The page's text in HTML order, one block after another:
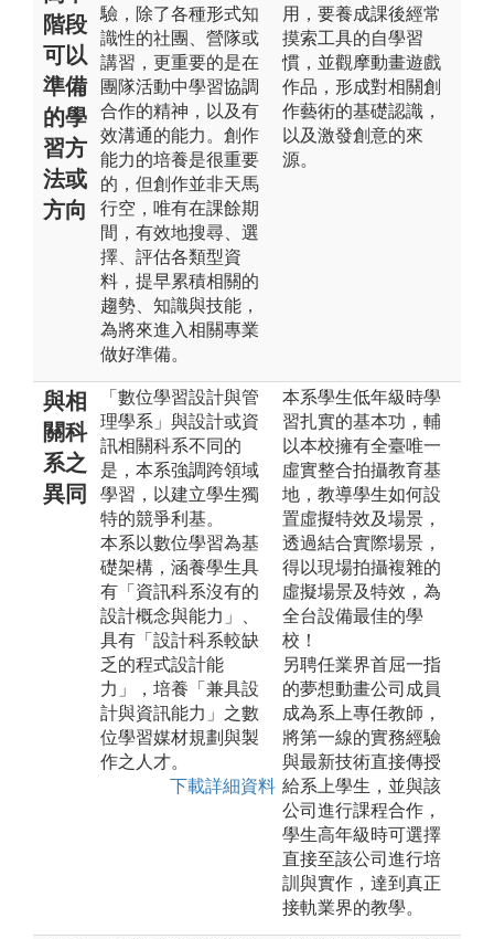
階段
可以
準備
的學
習方
法或
方向
驗，除了各種形式知
識性的社團、營隊或
講習，更重要的是在
團隊活動中學習協調
合作的精神，以及有
效溝通的能力。創作
能力的培養是很重要
的，但創作並非天馬
行空，唯有在課餘期
間，有效地搜尋、選
擇、評估各類型資
料，提早累積相關的
趨勢、知識與技能，
為將來進入相關專業
做好準備。
用，要養成課後經常
摸索工具的自學習
慣，並觀摩動畫遊戲
作品，形成對相關創
作藝術的基礎認識，
以及激發創意的來
源。
與相
關科
系之
異同
「數位學習設計與管
理學系」與設計或資
訊相關科系不同的
是，本系強調跨領域
學習，以建立學生獨
特的競爭利基。
本系以數位學習為基
礎架構，涵養學生具
有「資訊科系沒有的
設計概念與能力」、
具有「設計科系較缺
乏的程式設計能
力」，培養「兼具設
計與資訊能力」之數
位學習媒材規劃與製
作之人才。
下載詳細資料
本系學生低年級時學
習扎實的基本功，輔
以本校擁有全臺唯一
虛實整合拍攝教育基
地，教導學生如何設
置虛擬特效及場景，
透過結合實際場景，
得以現場拍攝複雜的
虛擬場景及特效，為
全台設備最佳的學
校！
另聘任業界首屈一指
的夢想動畫公司成員
成為系上專任教師，
將第一線的實務經驗
與最新技術直接傳授
給系上學生，並與該
公司進行課程合作，
學生高年級時可選擇
直接至該公司進行培
訓與實作，達到真正
接軌業界的教學。